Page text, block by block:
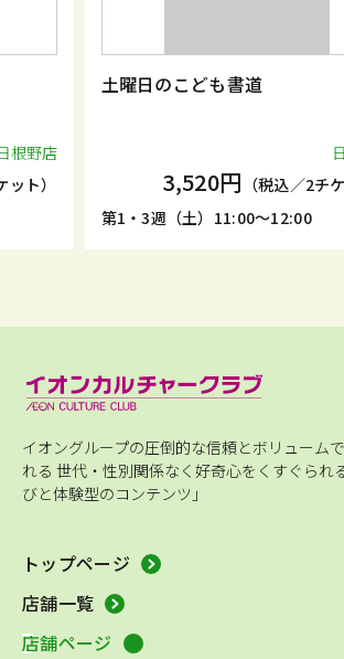
根野店
ト）
土曜日のこども書道
3,520円（税込／2チケ
第1・3週（土）11:00～12:00
イオングループの圧倒的な信頼とボリューム
れる 世代・性別関係なく好奇心をくすぐられ
びと体験型のコンテンツ」
トップページ
店舗一覧
店舗ページ